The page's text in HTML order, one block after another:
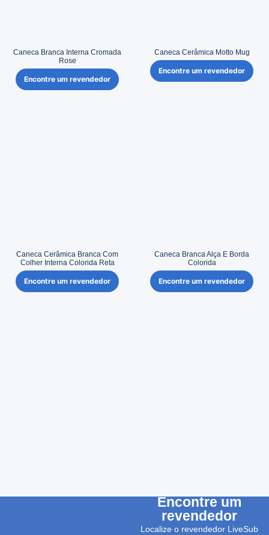
Caneca Branca Interna Cromada
Rose
Encontre um revendedor
Caneca Cerâmica Motto Mug
Encontre um revendedor
Caneca Cerâmica Branca Com
Colher Interna Colorida Reta
Encontre um revendedor
Caneca Branca Alça E Borda
Colorida
Encontre um revendedor
Encontre um
revendedor
Localize o revendedor LiveSub